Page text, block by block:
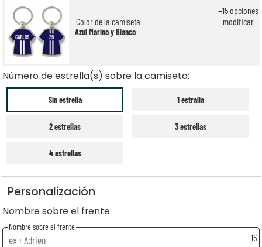
Color de la camiseta
Azul Marino y Blanco
+15opciones
modificar
Número de estrella(s) sobre la camiseta:
Sin estrella 1 estralla
2 estrellas 3 estrellas
4 estrellas
Personalización
Nombre sobre el frente:
Nombre sobre el frente
16